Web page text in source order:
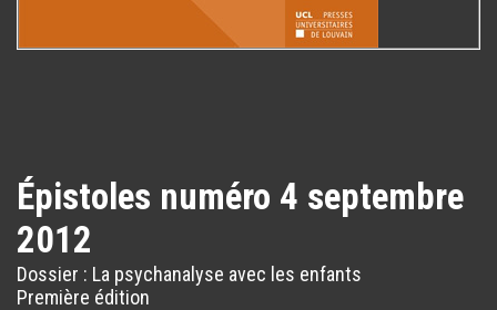
Épistoles numéro 4 septembre
2012
Dossier : La psychanalyse avec les enfants
Première édition